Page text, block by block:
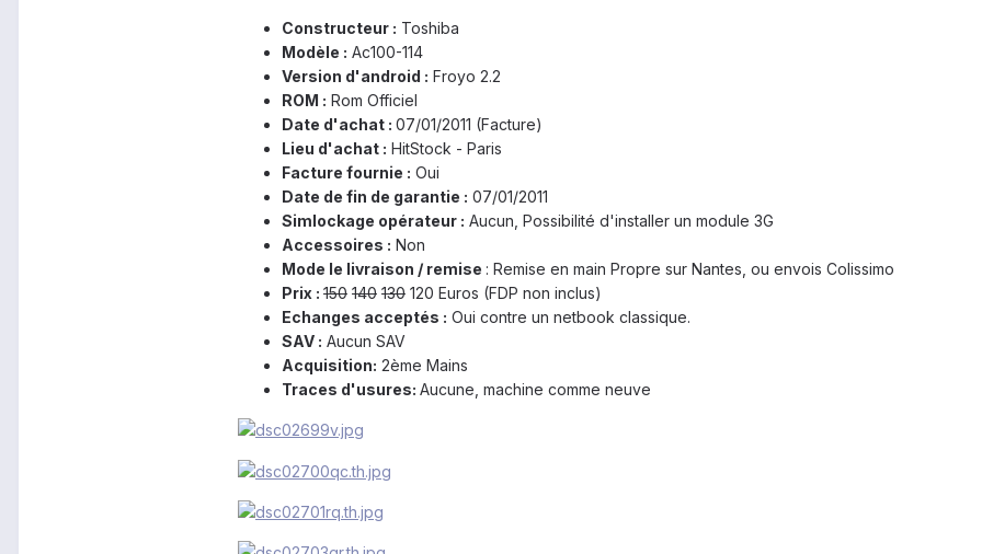
Constructeur : Toshiba
Modèle : Ac100-114
Version d'android : Froyo 2.2
ROM : Rom Officiel
Date d'achat : 07/01/2011 (Facture)
Lieu d'achat : HitStock - Paris
Facture fournie : Oui
Date de fin de garantie : 07/01/2011
Simlockage opérateur : Aucun, Possibilité d'installer un module 3G
Accessoires : Non
Mode le livraison / remise : Remise en main Propre sur Nantes, ou envois Colissimo
Prix : 150 140 130 120 Euros (FDP non inclus)
Echanges acceptés : Oui contre un netbook classique.
SAV : Aucun SAV
Acquisition: 2ème Mains
Traces d'usures: Aucune, machine comme neuve